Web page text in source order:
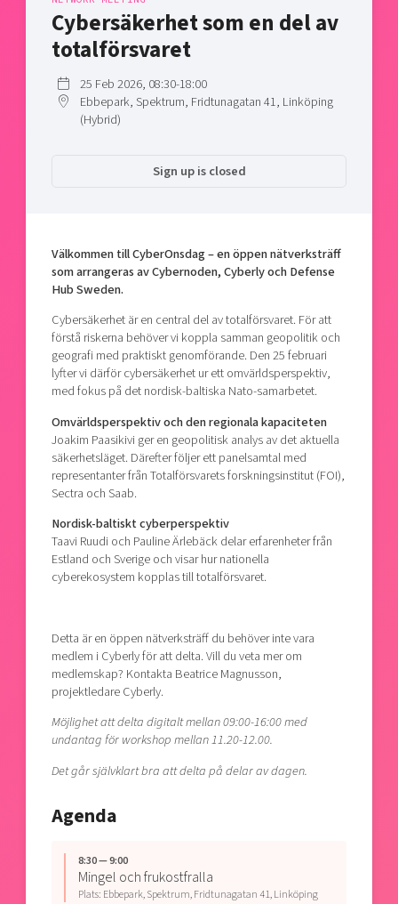
Shaping cities and regions
Bright East
East Sweden Tech Women
Upscaling
Talent & skills
Startup & industry collaboration
Offers to boost your business
Funding opportunities
Our community of companies
Projects
Project toolbox
Locations
Today's lunch in Mjärdevi
Cybersäkerhet som en del av
totalförsvaret
25 Feb 2026, 08:30-18:00
Ebbepark, Spektrum, Fridtunagatan 41, Linköping
(Hybrid)
Sign up is closed
Välkommen till CyberOnsdag – en öppen nätverksträff
som arrangeras av Cybernoden, Cyberly och Defense
Hub Sweden.
Cybersäkerhet är en central del av totalförsvaret. För att
förstå riskerna behöver vi koppla samman geopolitik och
geografi med praktiskt genomförande. Den 25 februari
lyfter vi därför cybersäkerhet ur ett omvärldsperspektiv,
med fokus på det nordisk-baltiska Nato-samarbetet.
Omvärldsperspektiv och den regionala kapaciteten
Joakim Paasikivi ger en geopolitisk analys av det aktuella
säkerhetsläget. Därefter följer ett panelsamtal med
representanter från Totalförsvarets forskningsinstitut (FOI),
Sectra och Saab.
Nordisk-baltiskt cyberperspektiv
Taavi Ruudi och Pauline Ärlebäck delar erfarenheter från
Estland och Sverige och visar hur nationella
cyberekosystem kopplas till totalförsvaret.
Detta är en öppen nätverksträff du behöver inte vara
medlem i Cyberly för att delta. Vill du veta mer om
medlemskap? Kontakta Beatrice Magnusson,
projektledare Cyberly.
Möjlighet att delta digitalt mellan 09:00-16:00 med
undantag för workshop mellan 11.20-12.00.
Det går självklart bra att delta på delar av dagen.
Agenda
8:30 — 9:00
Mingel och frukostfralla
Plats: Ebbepark, Spektrum, Fridtunagatan 41, Linköping